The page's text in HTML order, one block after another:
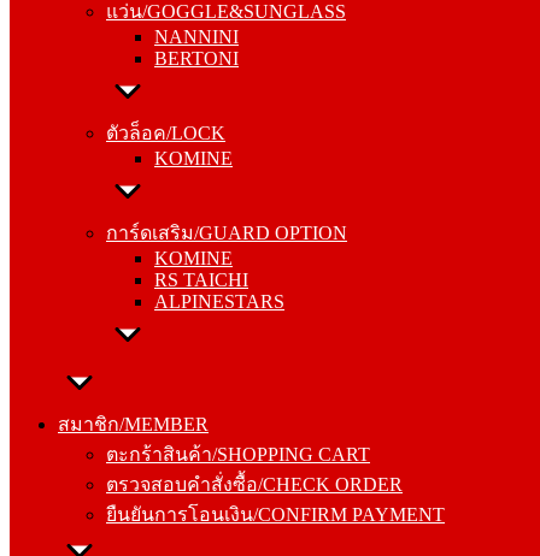
แว่น/GOGGLE&SUNGLASS
NANNINI
BERTONI
ตัวล็อค/LOCK
KOMINE
การ์ดเสริม/GUARD OPTION
KOMINE
RS TAICHI
ALPINESTARS
สมาชิก/MEMBER
ตะกร้าสินค้า/SHOPPING CART
ตรวจสอบคำสั่งซื้อ/CHECK ORDER
ยืนยันการโอนเงิน/CONFIRM PAYMENT
BERTONI
ตัวล็อค/LOCK
การ์ดเสริม/GUARD OPTION
RS TAICHI
ALPINESTARS
สมาชิก/MEMBER
ตรวจสอบคำสั่งซื้อ/CHECK ORDER
ยืนยันการโอนเงิน/CONFIRM PAYMENT